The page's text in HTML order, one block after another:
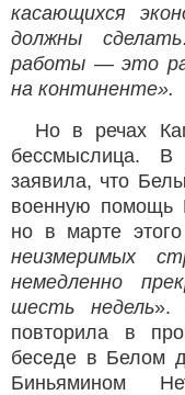
касающихся
должны
работы — это
на континенте».
Но в речах
бессмыслица.
заявила, что
военную
но в марте
неизмеримых
немедленно
шесть недель».
повторила в
беседе в Белом
Биньямином